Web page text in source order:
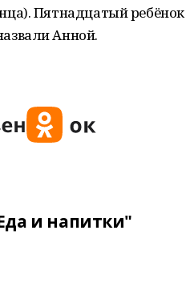
Пятнадцатый ребёнок
Анной.
и напитки"